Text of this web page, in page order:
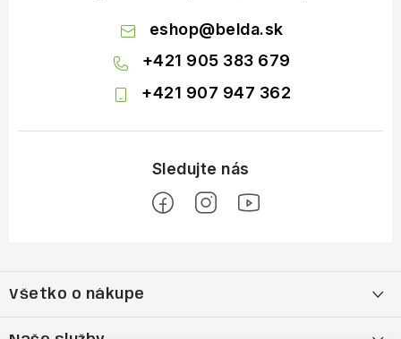
eshop@belda.sk
+421 905 383 679
+421 907 947 362
pVšetko o nákupe